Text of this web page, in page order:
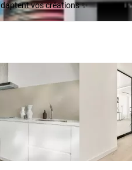
vos créations ✨